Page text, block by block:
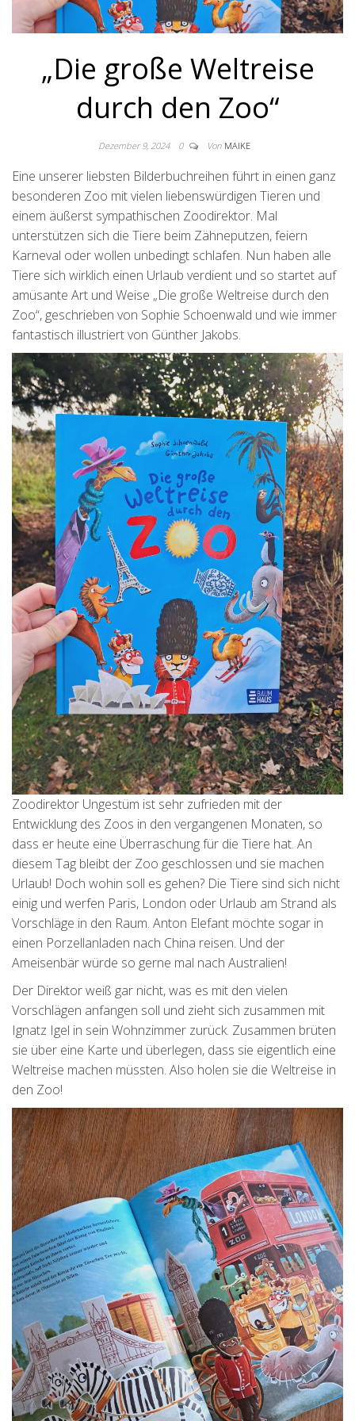
„Die große Weltreise
durch den Zoo“
Dezember 9, 2024 0 Von MAIKE
Eine unserer liebsten Bilderbuchreihen führt in einen ganz
besonderen Zoo mit vielen liebenswürdigen Tieren und
einem äußerst sympathischen Zoodirektor. Mal
unterstützen sich die Tiere beim Zähneputzen, feiern
Karneval oder wollen unbedingt schlafen. Nun haben alle
Tiere sich wirklich einen Urlaub verdient und so startet auf
amüsante Art und Weise „Die große Weltreise durch den
Zoo“, geschrieben von Sophie Schoenwald und wie immer
fantastisch illustriert von Günther Jakobs.
Zoodirektor Ungestüm ist sehr zufrieden mit der
Entwicklung des Zoos in den vergangenen Monaten, so
dass er heute eine Überraschung für die Tiere hat. An
diesem Tag bleibt der Zoo geschlossen und sie machen
Urlaub! Doch wohin soll es gehen? Die Tiere sind sich nicht
einig und werfen Paris, London oder Urlaub am Strand als
Vorschläge in den Raum. Anton Elefant möchte sogar in
einen Porzellanladen nach China reisen. Und der
Ameisenbär würde so gerne mal nach Australien!
Der Direktor weiß gar nicht, was es mit den vielen
Vorschlägen anfangen soll und zieht sich zusammen mit
Ignatz Igel in sein Wohnzimmer zurück. Zusammen brüten
sie über eine Karte und überlegen, dass sie eigentlich eine
Weltreise machen müssten. Also holen sie die Weltreise in
den Zoo!